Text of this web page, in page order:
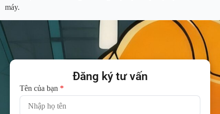
máy.
Đăng ký tư vấn
Tên của bạn *